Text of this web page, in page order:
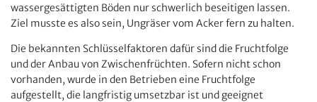
wassergesättigten Böden nur schwerlich beseitigen lassen.
Ziel musste es also sein, Ungräser vom Acker fern zu halten.
Die bekannten Schlüsselfaktoren dafür sind die Fruchtfolge
und der Anbau von Zwischenfrüchten. Sofern nicht schon
vorhanden, wurde in den Betrieben eine Fruchtfolge
aufgestellt, die langfristig umsetzbar ist und geeignet